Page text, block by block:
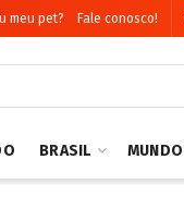
meu pet? Fale conosco!
BRASIL MUNDO